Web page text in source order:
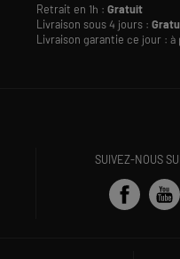
Retrait en 1h :Gratuit
Livraison sous 4 jours :
Livraison garantie ce jour : à
SUIVEZ-NOUS